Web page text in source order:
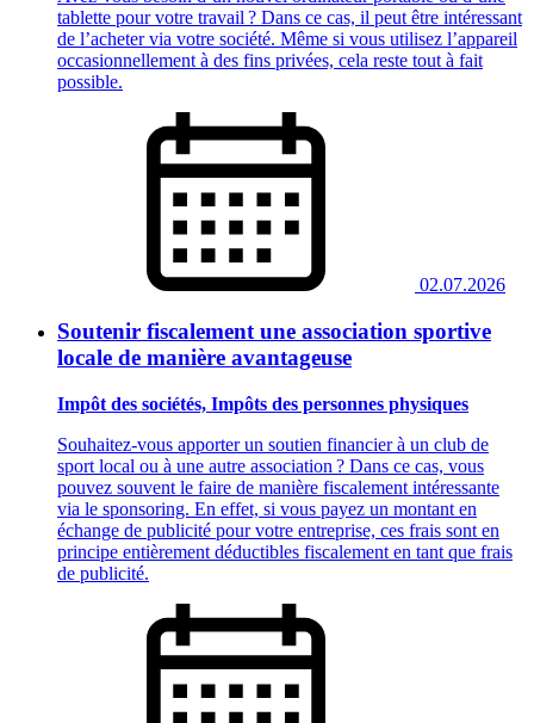
tablette pour votre travail ? Dans ce cas, il peut être intéressant
de l’acheter via votre société. Même si vous utilisez l’appareil
occasionnellement à des fins privées, cela reste tout à fait
possible.
02.07.2026
Soutenir fiscalement une association sportive
locale de manière avantageuse
Impôt des sociétés, Impôts des personnes physiques
Souhaitez-vous apporter un soutien financier à un club de
sport local ou à une autre association ? Dans ce cas, vous
pouvez souvent le faire de manière fiscalement intéressante
via le sponsoring. En effet, si vous payez un montant en
échange de publicité pour votre entreprise, ces frais sont en
principe entièrement déductibles fiscalement en tant que frais
de publicité.